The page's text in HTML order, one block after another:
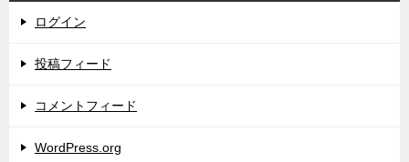
ログイン
投稿フィード
コメントフィード
WordPress.org